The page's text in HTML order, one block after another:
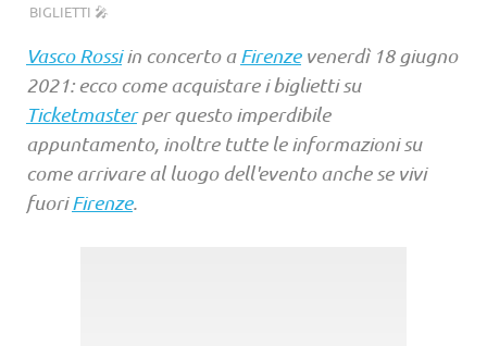
BIGLIETTI 🎤
Vasco Rossiin concerto aFirenzevenerdì 18 giugno
2021: ecco come acquistare i biglietti su
Ticketmasterper questo imperdibile
appuntamento, inoltre tutte le informazioni su
come arrivare al luogo dell'evento anche se vivi
fuoriFirenze.